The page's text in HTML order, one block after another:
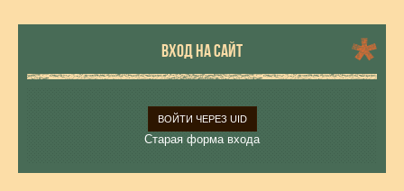
ВХОД НА САЙТ
ВОЙТИ ЧЕРЕЗ UID
Старая форма входа